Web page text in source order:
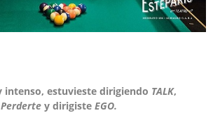
intenso, estuvieste dirigiendo TALK,
y dirigiste EGO.